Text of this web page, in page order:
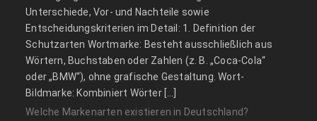
Unterschiede, Vor- und Nachteile sowie
Entscheidungskriterien im Detail: 1. Definition der
Schutzarten Wortmarke: Besteht ausschließlich aus
Wörtern, Buchstaben oder Zahlen (z. B. „Coca-Cola“
oder „BMW“), ohne grafische Gestaltung. Wort-
Bildmarke: Kombiniert Wörter […]
Welche Markenarten existieren in Deutschland?